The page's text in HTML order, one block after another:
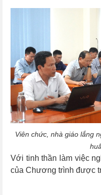
Viên chức, nhà giáo lắng
Với tinh thần làm việc
của Chương trình được